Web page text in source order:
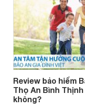
Review bảo hiểm
Thọ An Bình
không?